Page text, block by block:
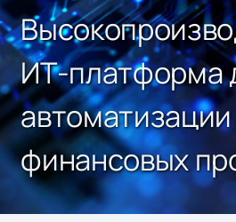
ИТ-платформа
автоматизации
финансовых